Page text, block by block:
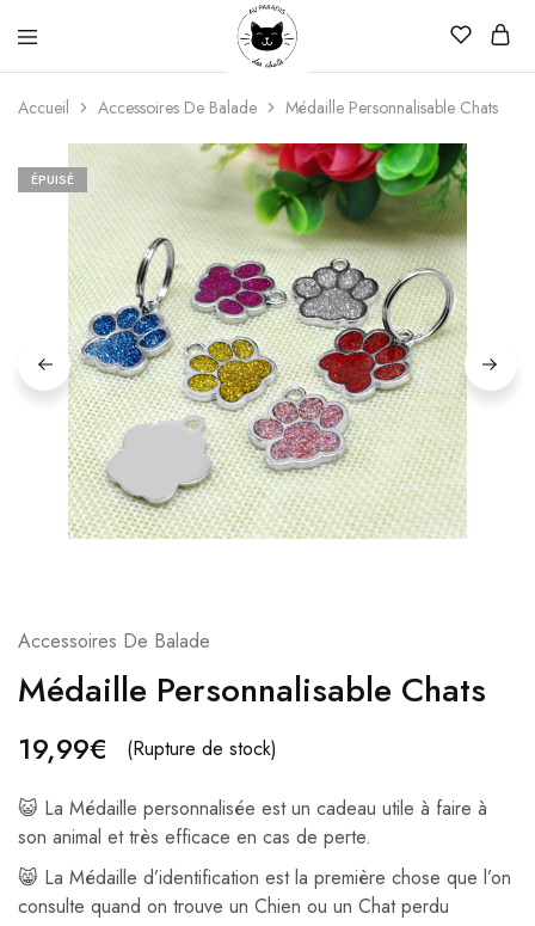
Paradis
Chats
Accueil Accessoires De Balade Médaille Personnalisable Chats
ÉPUISÉ
Accessoires De Balade
Médaille Personnalisable Chats
19,99€ (Rupture de stock)
😺 La Médaille personnalisée est un cadeau utile à faire à
son animal et très efficace en cas de perte.
😸 La Médaille d’identification est la première chose que l’on
consulte quand on trouve un Chien ou un Chat perdu